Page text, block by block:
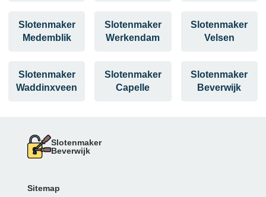
Slotenmaker
Medemblik
Slotenmaker
Werkendam
Slotenmaker
Velsen
Slotenmaker
Waddinxveen
Slotenmaker
Capelle
Slotenmaker
Beverwijk
Slotenmaker
Beverwijk
Sitemap